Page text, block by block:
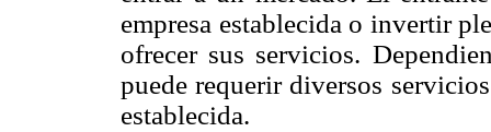
empresa establecida o invertir
ofrecer sus servicios.
puede requerir diversos
establecida.